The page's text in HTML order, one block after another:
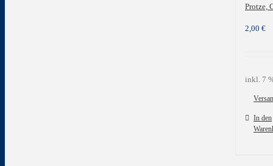
Protze,
2,00 €
inkl. 7
In den